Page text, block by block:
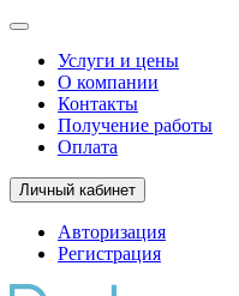
Услуги и цены
О компании
Контакты
Получение работы
Оплата
Личный кабинет
Авторизация
Регистрация